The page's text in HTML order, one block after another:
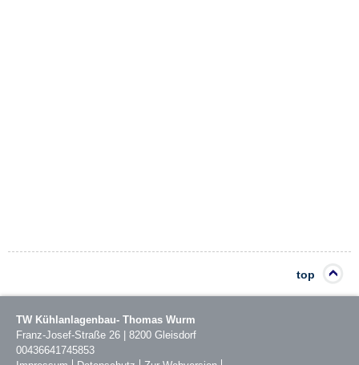
top
TW Kühlanlagenbau- Thomas Wurm
Franz-Josef-Straße 26
8200 Gleisdorf
00436641745853